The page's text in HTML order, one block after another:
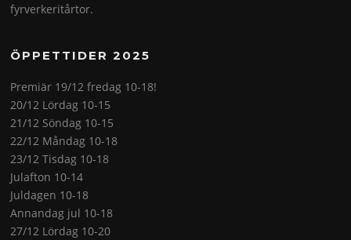
fyrverkeritårtor.
ÖPPETTIDER 2025
Premiär 19/12 fredag 10-18!
20/12 Lördag 10-15
21/12 Söndag 10-15
22/12 Måndag 10-18
23/12 Tisdag 10-18
Julafton 10-14
Juldagen 10-18
Annandag jul 10-18
27/12 Lördag 10-20